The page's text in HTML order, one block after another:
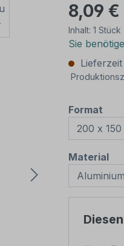
8,09 €
Inhalt: 1 Stück
Sie
Format
Material